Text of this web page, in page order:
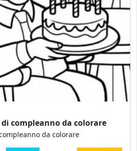
compleanno da colorare
da colorare